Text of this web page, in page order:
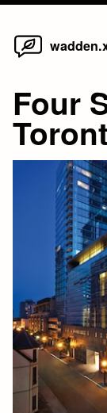
Skip
Four